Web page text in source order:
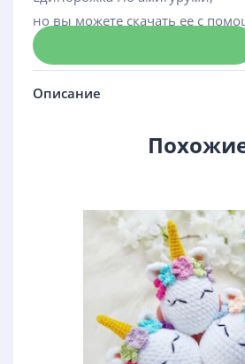
но вы можете скачать ее с
Описание